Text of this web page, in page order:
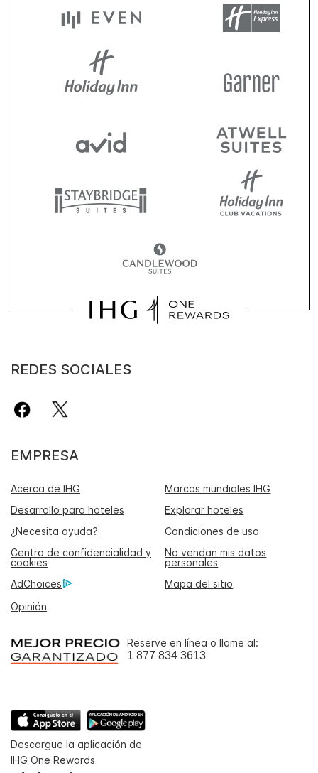
REDES SOCIALES
EMPRESA
Acerca de IHG
Marcas mundiales IHG
Desarrollo para hoteles
Explorar hoteles
¿Necesita ayuda?
Condiciones de uso
Centro de confidencialidad y
cookies
No vendan mis datos
personales
AdChoices
Mapa del sitio
Opinión
Reserve en línea o llame al:
1 877 834 3613
Descargue la aplicación de
IHG One Rewards